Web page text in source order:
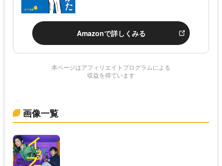
Amazonで詳しくみる
本ページはアフィリエイトプログラムによる
収益を得ています
画像一覧